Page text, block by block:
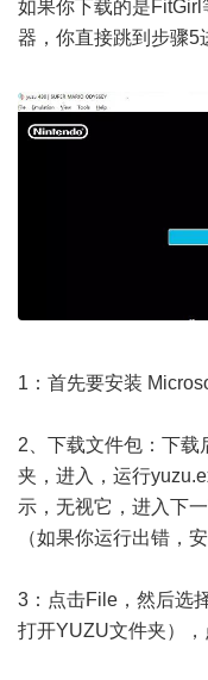
如果你下载的是
器，你直接跳到步骤5
1：首先要安装
2、下载文件包：下
夹，进入，运行
示，无视它，进入下
（如果你运行出错，
3：点击File，然后选
打开YUZU文件夹）